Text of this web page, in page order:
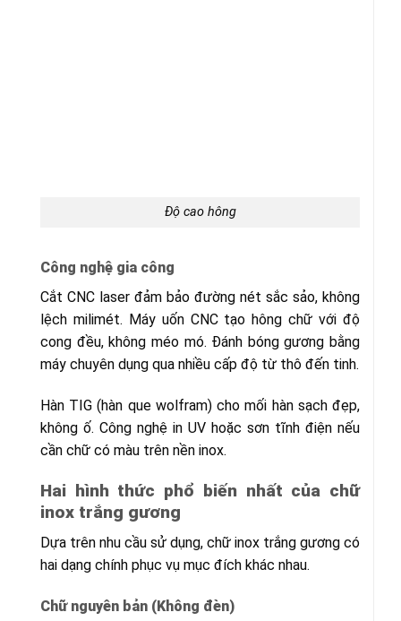
Độ cao hông
Công nghệ gia công
Cắt CNC laser đảm bảo đường nét sắc sảo, không
lệch milimét. Máy uốn CNC tạo hông chữ với độ
cong đều, không méo mó. Đánh bóng gương bằng
máy chuyên dụng qua nhiều cấp độ từ thô đến tinh.
Hàn TIG (hàn que wolfram) cho mối hàn sạch đẹp,
không ố. Công nghệ in UV hoặc sơn tĩnh điện nếu
cần chữ có màu trên nền inox.
Hai hình thức phổ biến nhất của chữ
inox trắng gương
Dựa trên nhu cầu sử dụng, chữ inox trắng gương có
hai dạng chính phục vụ mục đích khác nhau.
Chữ nguyên bản (Không đèn)